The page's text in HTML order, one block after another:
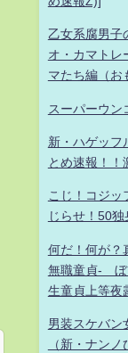
乙女系腐男子
オ・カマト
マたち編（お
スーパーウン
新・ハゲッフ
とめ速報！！
こじ！コジッ
じらせ！50
何だ！何が
無職童貞- ぼ
生童貞上等夜
男装スケバン
（新・ナン